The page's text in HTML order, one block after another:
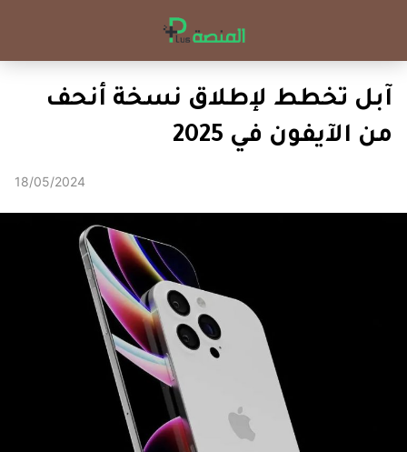
آبل تخطط لإطلاق نسخة أنحف
من الآيفون في 2025
18/05/2024